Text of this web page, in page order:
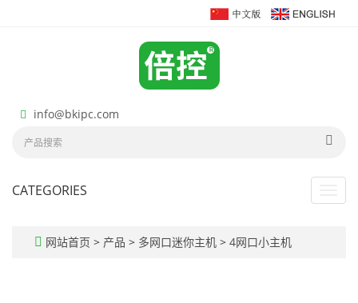
info@bkipc.com
CATEGORIES
网站首页 > 产品 > 多网口迷你主机 > 4网口小主机